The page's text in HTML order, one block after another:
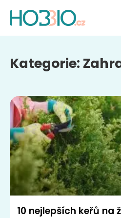
Kategorie:
10 nejlepších keřů na